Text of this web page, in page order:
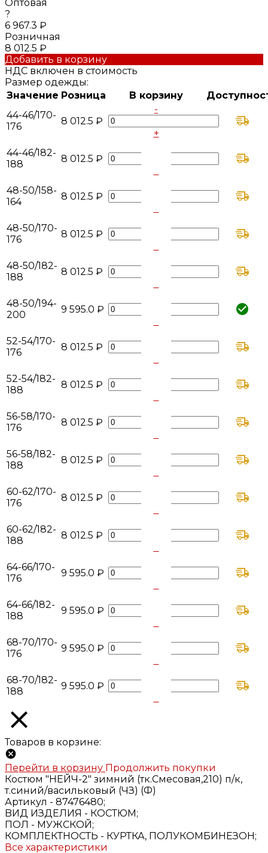
Оптовая
?
6 967.3 ₽
Розничная
8 012.5 ₽
Добавить в корзину
НДС включен в стоимость
Размер одежды:
Значение Розница В корзину
44-46/170-
176
8 012.5 ₽
-
+
44-46/182-
188
8 012.5 ₽
48-50/158-
164
8 012.5 ₽
48-50/170-
176
8 012.5 ₽
48-50/182-
188
8 012.5 ₽
48-50/194-
200
9 595.0 ₽
52-54/170-
176
8 012.5 ₽
52-54/182-
188
8 012.5 ₽
56-58/170-
176
8 012.5 ₽
56-58/182-
188
8 012.5 ₽
60-62/170-
176
8 012.5 ₽
60-62/182-
188
8 012.5 ₽
64-66/170-
176
9 595.0 ₽
64-66/182-
188
9 595.0 ₽
68-70/170-
176
9 595.0 ₽
68-70/182-
188
9 595.0 ₽
Товаров в корзине:
Перейти в корзину Продолжить покупки
Костюм "НЕЙЧ-2" зимний (тк.Смесовая,210) п/к,
т.синий/васильковый (ЧЗ) (Ф)
Артикул - 87476480;
BИД ИЗДЕЛИЯ - КОСТЮМ;
ПОЛ - МУЖСКОЙ;
КОМПЛЕКТНОСТЬ - КУРТКА, ПОЛУКОМБИНЕЗОН;
Все характеристики